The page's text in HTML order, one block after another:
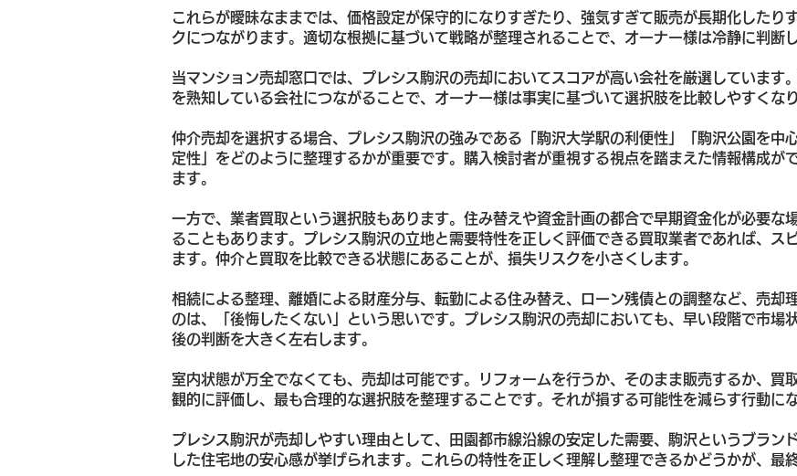
これらが曖昧なままでは、価格設定が保守的になりすぎたり、強気すぎて販売が長期化したり
クにつながります。適切な根拠に基づいて戦略が整理されることで、オーナー様は冷静に判断
当マンション売却窓口では、プレシス駒沢の売却においてスコアが高い会社を厳選しています
を熟知している会社につながることで、オーナー様は事実に基づいて選択肢を比較しやすくなり
仲介売却を選択する場合、プレシス駒沢の強みである「駒沢大学駅の利便性」「駒沢公園を中
定性」をどのように整理するかが重要です。購入検討者が重視する視点を踏まえた情報構成が
ます。
一方で、業者買取という選択肢もあります。住み替えや資金計画の都合で早期資金化が必要な
ることもあります。プレシス駒沢の立地と需要特性を正しく評価できる買取業者であれば、ス
ます。仲介と買取を比較できる状態にあることが、損失リスクを小さくします。
相続による整理、離婚による財産分与、転勤による住み替え、ローン残債との調整など、売却
のは、「後悔したくない」という思いです。プレシス駒沢の売却においても、早い段階で市場
後の判断を大きく左右します。
室内状態が万全でなくても、売却は可能です。リフォームを行うか、そのまま販売するか、買
観的に評価し、最も合理的な選択肢を整理することです。それが損する可能性を減らす行動にな
プレシス駒沢が売却しやすい理由として、田園都市線沿線の安定した需要、駒沢というブラン
した住宅地の安心感が挙げられます。これらの特性を正しく理解し整理できるかどうかが、最